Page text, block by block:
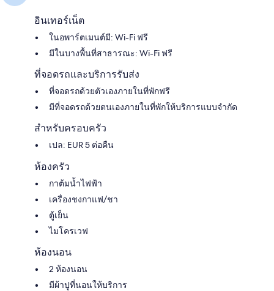
อินเทอร์เน็ต
ในอพาร์ตเมนต์มี: Wi-Fi ฟรี
มีในบางพื้นที่สาธารณะ: Wi-Fi ฟรี
ที่จอดรถและบริการรับส่ง
ที่จอดรถด้วยตัวเองภายในที่พักฟรี
มีที่จอดรถด้วยตนเองภายในที่พักให้บริการแบบจำกัด
สำหรับครอบครัว
เปล: EUR 5 ต่อคืน
ห้องครัว
กาต้มน้ำไฟฟ้า
เครื่องชงกาแฟ/ชา
ตู้เย็น
ไมโครเวฟ
ห้องนอน
2 ห้องนอน
มีผ้าปูที่นอนให้บริการ